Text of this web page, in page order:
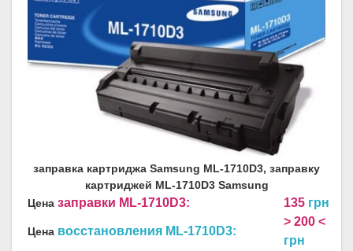
заправка картриджа Samsung ML-1710D3, заправку
картриджей ML-1710D3 Samsung
Цена заправки ML-1710D3: 135 грн
Цена восстановления ML-1710D3:
> 200 <
грн